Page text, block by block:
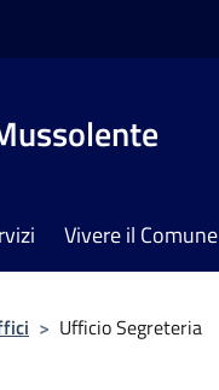
Vivere il Comune
> Ufficio Segreteria